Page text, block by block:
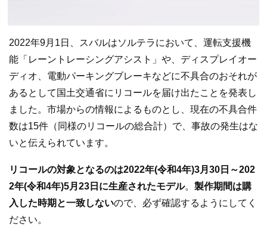
2022年9月1日、スバルはソルテラにおいて、運転支援機
能「レーントレーシングアシスト」や、ディスプレイオー
ディオ、電動パーキングブレーキなどに不具合のおそれが
あるとして国土交通省にリコールを届け出たことを発表し
ました。市場からの情報によるものとし、現在の不具合件
数は15件（同様のリコールの総合計）で、事故の発生はな
いと伝えられています。
リコールの対象となるのは2022年(令和4年)3月30日～202
2年(令和4年)5月23日に生産されたモデル。 製作期間は購
入した時期と一致しないので、必ず確認するようにしてく
ださい。